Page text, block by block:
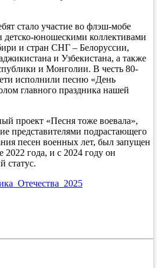
стало участие во флэш-мобе
детско-юношескими коллективами
и стран СНГ – Белоруссии,
и Узбекистана, а также
и Монголии. В честь 80-
исполнили песню «День
главного праздника нашей
проект «Песня тоже воевала»,
представителями подрастающего
песен военных лет, был запущен
2022 года, и с 2024 году он
статус.